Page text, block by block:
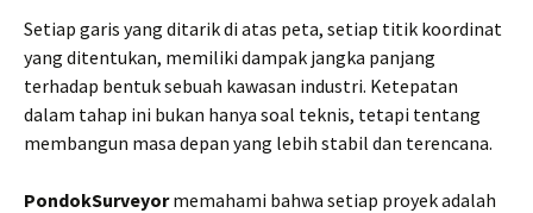
Setiap garis yang ditarik di atas peta, setiap titik koordinat
yang ditentukan, memiliki dampak jangka panjang
terhadap bentuk sebuah kawasan industri. Ketepatan
dalam tahap ini bukan hanya soal teknis, tetapi tentang
membangun masa depan yang lebih stabil dan terencana.
PondokSurveyormemahami bahwa setiap proyek adalah